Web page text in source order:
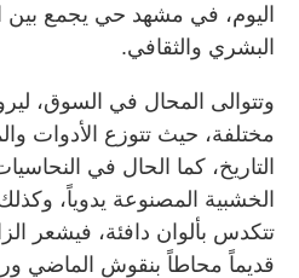
اليوم، في مشهد حي يجمع بين
البشري والثقافي.
وتتوالى المحال في السوق،
مختلفة، حيث تتوزع الأدوات
التاريخ، كما الحال في
الخشبية المصنوعة يدوياً، وكذلك
تتكدس بألوان دافئة، فيشعر
قديماً محاطاً بنقوش الماضي